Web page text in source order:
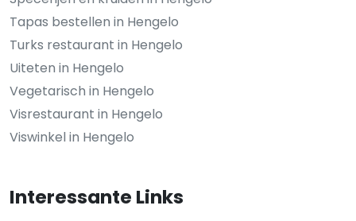
Tapas bestellen in Hengelo
Turks restaurant in Hengelo
Uiteten in Hengelo
Vegetarisch in Hengelo
Visrestaurant in Hengelo
Viswinkel in Hengelo
Interessante Links